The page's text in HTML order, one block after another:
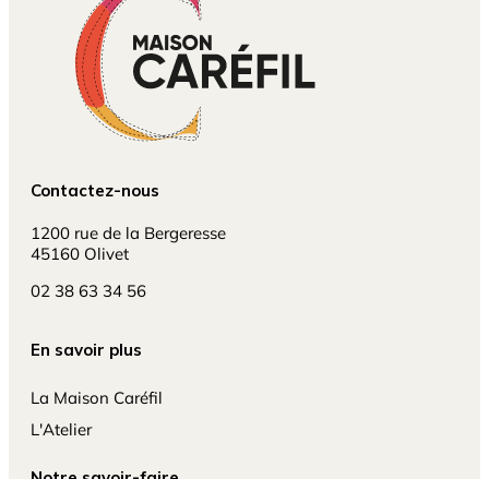
Contactez-nous
1200 rue de la Bergeresse
45160 Olivet
02 38 63 34 56
En savoir plus
La Maison Caréfil
L'Atelier